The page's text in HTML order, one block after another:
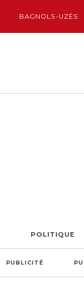
BAGNOLS-UZÈS
POLITIQUE
PUBLICITÉ